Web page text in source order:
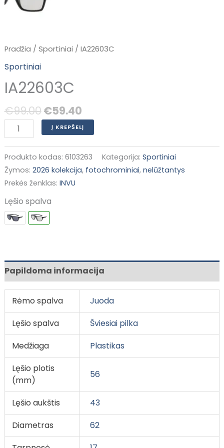
Pradžia / Sportiniai / IA22603C
Sportiniai
IA22603C
€99.00 €59.40
Į KREPŠELĮ
Produkto kodas: 6103263 Kategorija: Sportiniai
Žymos: 2026 kolekcija, fotochrominiai, nelūžtantys
Prekės ženklas: INVU
Lęšio spalva
Papildoma informacija
Rėmo spalva
Juoda
Lęšio spalva
Šviesiai pilka
Medžiaga
Plastikas
Lęšio plotis
(mm)
56
Lęšio aukštis
43
Diametras
62